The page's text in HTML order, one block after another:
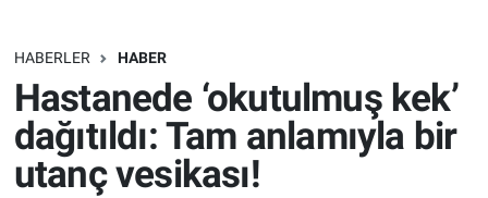
HABERLER HABER
Hastanede ‘okutulmuş kek’
dağıtıldı: Tam anlamıyla bir
utanç vesikası!
Bilim turu
Bilim ve Teknoloji Evreni
Doğa Konuşuyor
Dünya
Teknoloji
Sağlık
Trafik Durumu
Süper Lig Puan Durumu ve Fikstür
Tüm Manşetler